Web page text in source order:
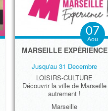
07
Aou
MARSEILLE EXPÉRIENCE
Jusqu'au 31 Decembre
LOISIRS-CULTURE
Découvrir la ville de Marseille
autrement !
Marseille